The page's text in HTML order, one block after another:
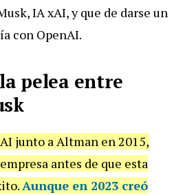
IA xAI, y que de darse un
con OpenAI.
pelea entre
junto a Altman en 2015,
antes de que esta
Aunque en 2023 creó